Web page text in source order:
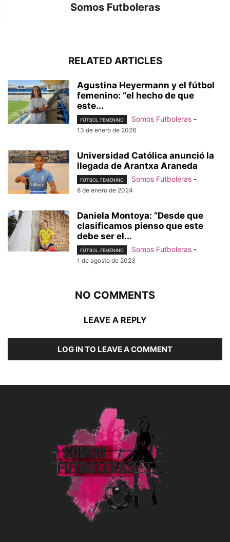
Somos Futboleras
RELATED ARTICLES
Agustina Heyermann y el fútbol
femenino: “el hecho de que
este...
FÚTBOL FEMENINO Somos Futboleras -
13 de enero de 2026
Universidad Católica anunció la
llegada de Arantxa Araneda
FÚTBOL FEMENINO Somos Futboleras -
8 de enero de 2024
Daniela Montoya: “Desde que
clasificamos pienso que este
debe ser el...
FÚTBOL FEMENINO Somos Futboleras -
1 de agosto de 2023
NO COMMENTS
LEAVE A REPLY
LOG IN TO LEAVE A COMMENT